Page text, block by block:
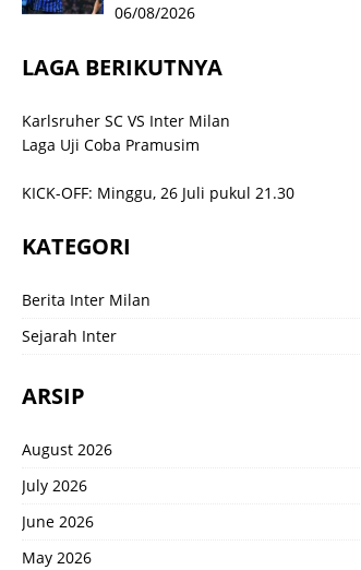
06/08/2026
LAGA BERIKUTNYA
Karlsruher SC VS Inter Milan
Laga Uji Coba Pramusim
KICK-OFF: Minggu, 26 Juli pukul 21.30
KATEGORI
Berita Inter Milan
Sejarah Inter
ARSIP
August 2026
July 2026
June 2026
May 2026